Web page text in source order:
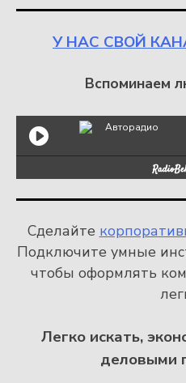
У НАС СВОЙ
Вспоминаем
Авторадио
Сделайте
Подключите умные
чтобы оформлять
Легко искать,
деловыми